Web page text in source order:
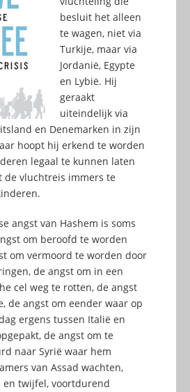
besluit het alleen
te wagen, niet via
Turkije, maar via
Jordanië, Egypte
en Lybië. Hij
geraakt
uiteindelijk via
en Denemarken in zijn
hoopt hij erkend te worden
legaal te kunnen laten
de vluchtreis immers te
angst van Hashem is soms
om beroofd te worden
om vermoord te worden door
de angst om in een
cel weg te rotten, de angst
de angst om eender waar op
ergens tussen Italië en
de angst om te
naar Syrië waar hem
van Assad wachten,
en twijfel, voortdurend